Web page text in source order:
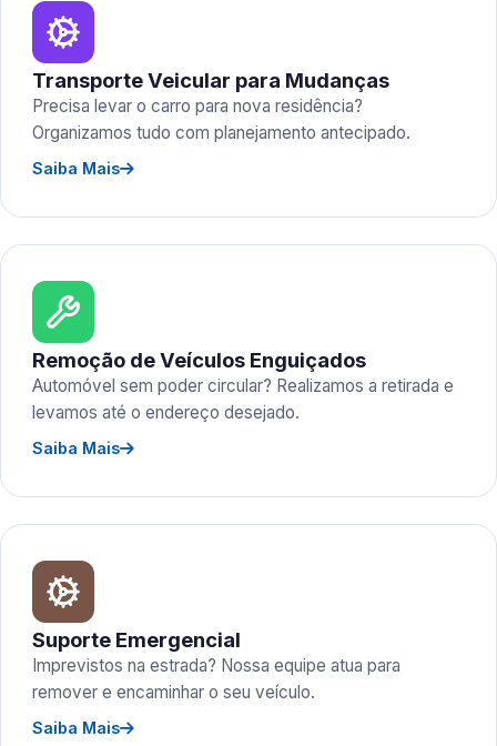
Transporte Veicular para Mudanças
Precisa levar o carro para nova residência?
Organizamos tudo com planejamento antecipado.
Saiba Mais
Remoção de Veículos Enguiçados
Automóvel sem poder circular? Realizamos a retirada e
levamos até o endereço desejado.
Saiba Mais
Suporte Emergencial
Imprevistos na estrada? Nossa equipe atua para
remover e encaminhar o seu veículo.
Saiba Mais